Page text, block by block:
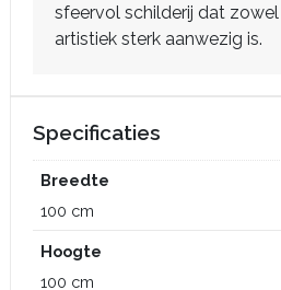
sfeervol schilderij dat
artistiek sterk aanwezig is.
Specificaties
Breedte
100 cm
Hoogte
100 cm